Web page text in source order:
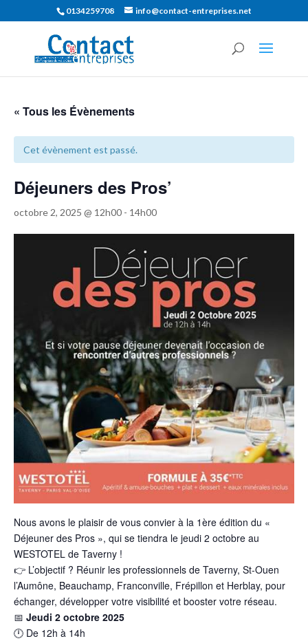
0134259708 info@contact-entreprises.net
« Tous les Évènements
Cet évènement est passé.
Déjeuners des Pros’
octobre 2, 2025 @ 12h00 - 14h00
Nous avons le plaisir de vous convier à la 1ère édition du «
Déjeuner des Pros », qui se tiendra le jeudi 2 octobre au
WESTOTEL de Taverny !
👉 L’objectif ? Réunir les professionnels de Taverny, St-Ouen
l’Aumône, Beauchamp, Franconville, Frépillon et Herblay, pour
échanger, développer votre visibilité et booster votre réseau.
📅 Jeudi 2 octobre 2025
🕛 De 12h à 14h